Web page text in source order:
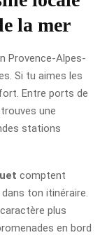
la mer
Provence-Alpes-
Si tu aimes les
Entre ports de
une
stations
comptent
ton itinéraire.
plus
en bord